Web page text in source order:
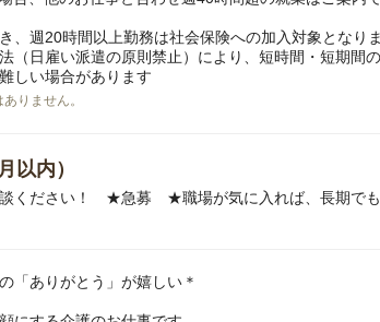
、週20時間以上勤務は社会保険への加入対象となり
（日雇い派遣の原則禁止）により、短時間・短期間
しい場合があります
りません。
以内）
談ください！ ★急募 ★職場が気に入れば、長期で
「ありがとう」が嬉しい＊